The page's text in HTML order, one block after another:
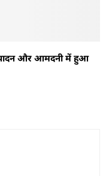
और आमदनी में हुआ